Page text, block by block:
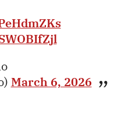
March 6, 2026